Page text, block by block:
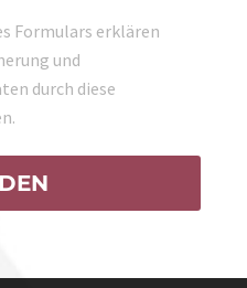
Formulars erklären
und
durch diese